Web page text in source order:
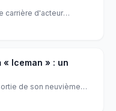
carrière d'acteur
comment
Iceman » : un
de son neuvième
qui ravit ses millions
projet.